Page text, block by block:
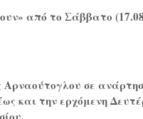
από το Σάββατο
σε
και την ερχόμενη